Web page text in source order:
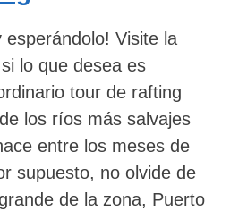
Visite la
lo que desea es
tour de rafting
los ríos más salvajes
entre los meses de
supuesto, no olvide de
de la zona, Puerto